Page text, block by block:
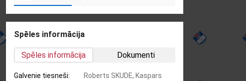
Spēles informācija
Spēles informācija Dokumenti
Galvenie tiesneši:
Roberts SKUDE, Kaspars